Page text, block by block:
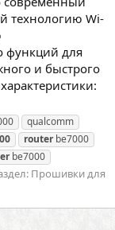
технологию Wi-
функций для
и быстрого
qualcomm
routerbe7000
be7000
Прошивки для